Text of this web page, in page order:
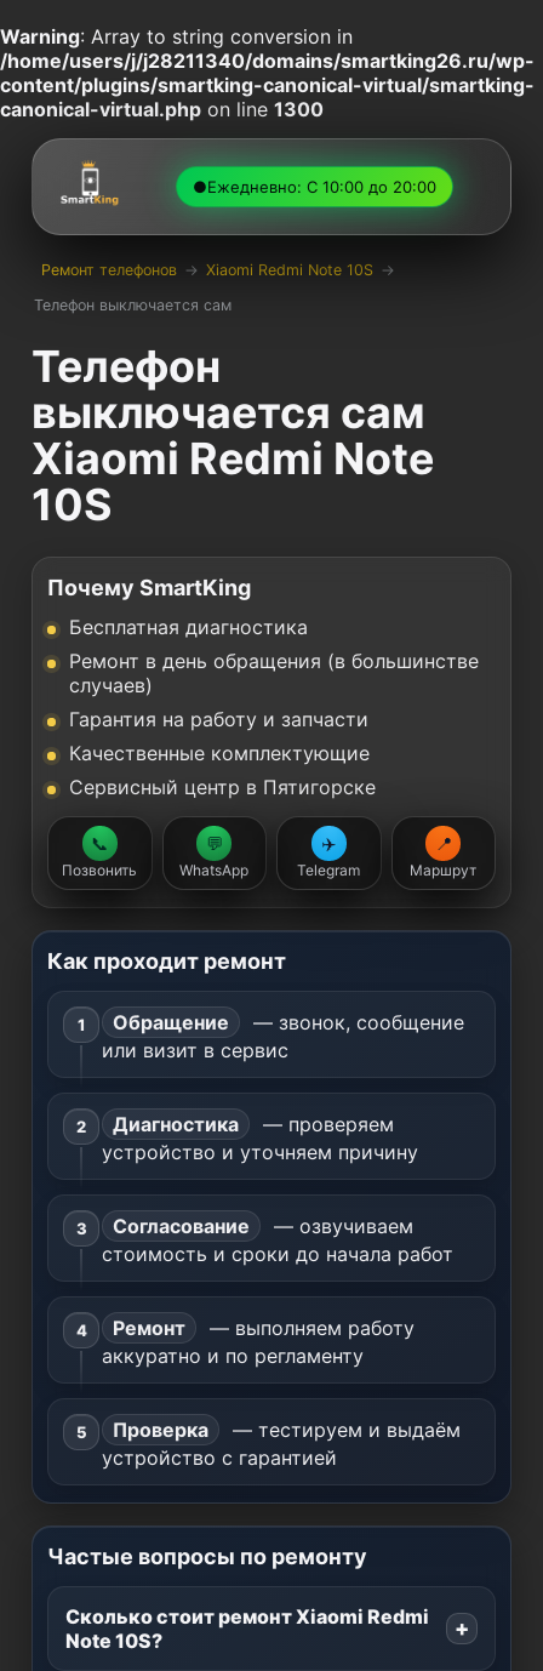
Warning: Array to string conversion in
/home/users/j/j28211340/domains/smartking26.ru/wp-
content/plugins/smartking-canonical-virtual/smartking-
canonical-virtual.php on line 1300
●Ежедневно: С 10:00 до 20:00
Ремонт телефонов → Xiaomi Redmi Note 10S →
Телефон выключается сам
Телефон
выключается сам
Xiaomi Redmi Note
10S
Почему SmartKing
Бесплатная диагностика
Ремонт в день обращения (в большинстве
случаев)
Гарантия на работу и запчасти
Качественные комплектующие
Сервисный центр в Пятигорске
📞
Позвонить
💬
WhatsApp
✈️
Telegram
📍
Маршрут
Как проходит ремонт
Обращение
— звонок, сообщение
или визит в сервис
Диагностика
— проверяем
устройство и уточняем причину
Согласование
— озвучиваем
стоимость и сроки до начала работ
Ремонт
— выполняем работу
аккуратно и по регламенту
Проверка
— тестируем и выдаём
устройство с гарантией
Частые вопросы по ремонту
Сколько стоит ремонт Xiaomi Redmi
Note 10S?